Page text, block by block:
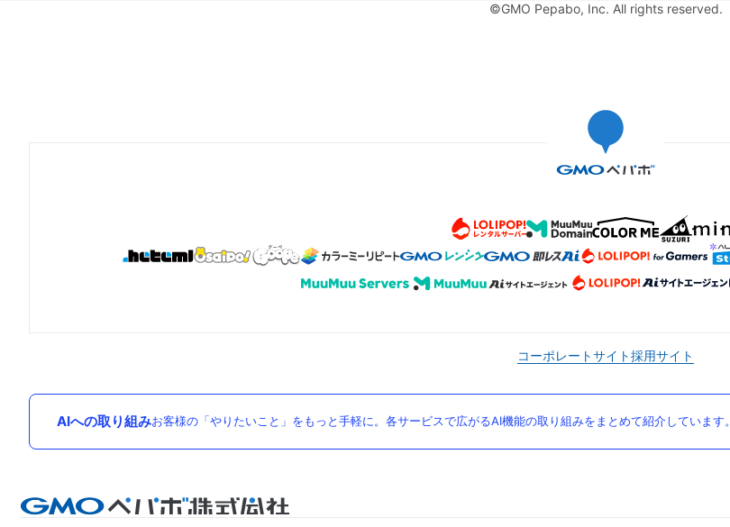
©GMO Pepabo, Inc. All rights reserved.
コーポレートサイト採用サイト
AIへの取り組みお客様の「やりたいこと」をもっと手軽に。各サービスで広がるAI機能の取り組みをまとめて紹介しています。